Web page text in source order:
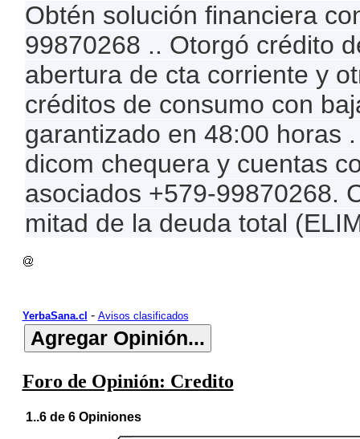
Obtén solución financiera
99870268 .. Otorgó crédito
abertura de cta corriente y
créditos de consumo con
garantizado en 48:00 horas
dicom chequera y cuentas
asociados +579-99870268.
mitad de la deuda total
YerbaSana.cl - Avisos clasificados
Foro de Opinión: Credito
1..6 de 6 Opiniones